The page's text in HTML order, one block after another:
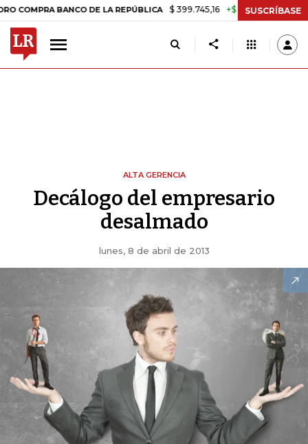
BANCO DE LA REPÚBLICA $ 399.745,16 +$ 2.295,71 +0,58%
SUSCRÍBASE
ALTA GERENCIA
Decálogo del empresario
desalmado
lunes, 8 de abril de 2013